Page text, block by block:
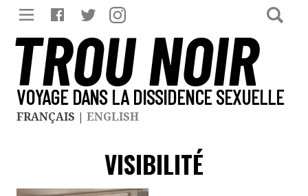
TROU NOIR
VOYAGE DANS LA DISSIDENCE SEXUELLE
FRANÇAIS | ENGLISH
VISIBILITÉ